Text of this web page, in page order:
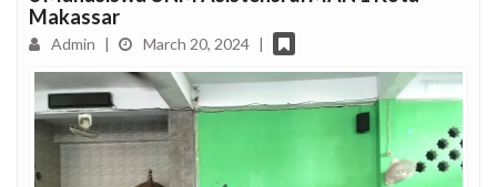
Makassar
Admin | March 20, 2024 |